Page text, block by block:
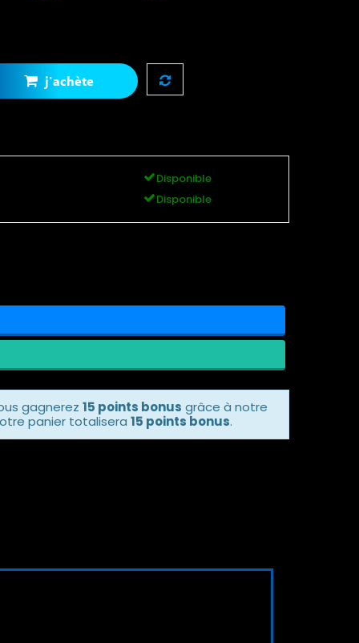
j'achète
Disponible
Disponible
gagnerez 15 points bonus grâce à notre
panier totalisera 15 points bonus.